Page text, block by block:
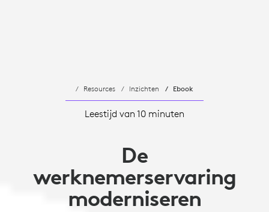
Resources Inzichten Ebook
Leestijd van 10 minuten
De
werknemerservaring
moderniseren